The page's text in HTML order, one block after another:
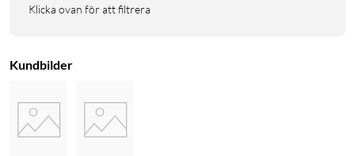
Klicka ovan för att filtrera
Kundbilder